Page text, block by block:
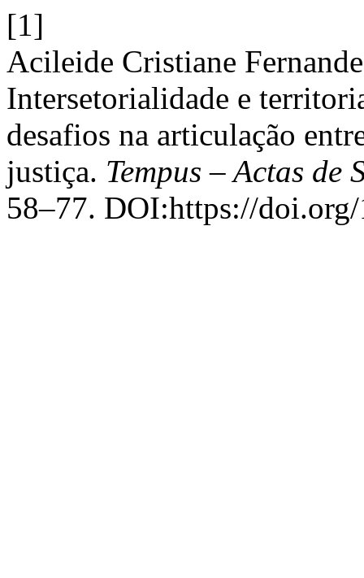
[1]
Acileide Cristiane
Intersetorialidade e
desafios na articulação
justiça. Tempus – Actas de
58–77. DOI:https://